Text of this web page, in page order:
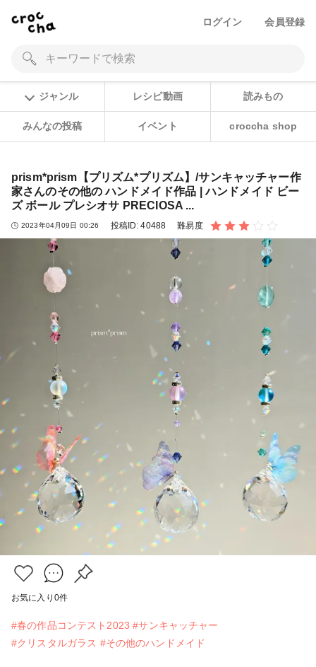
ログイン 会員登録
ジャンル レシピ動画 読みもの
みんなの投稿 イベント croccha shop
prism*prism【プリズム*プリズム】/サンキャッチャー作
家さんのその他の ハンドメイド作品 | ハンドメイド ビー
ズ ボール プレシオサ PRECIOSA ...
2023年04月09日 00:26 投稿ID:40488 難易度
お気に入り 0件
#春の作品コンテスト2023 #サンキャッチャー
#クリスタルガラス #その他のハンドメイド